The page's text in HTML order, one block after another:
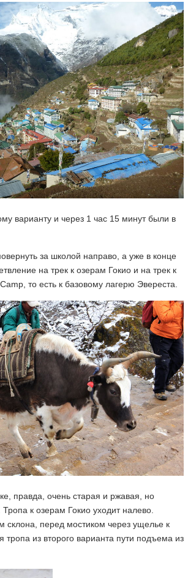
варианту и через 1 час 15 минут были в
за школой направо, а уже в конце
на трек к озерам Гокио и на трек к
то есть к базовому лагерю Эвереста.
правда, очень старая и ржавая, но
к озерам Гокио уходит налево.
склона, перед мостиком через ущелье к
тропа из второго варианта пути подъема из